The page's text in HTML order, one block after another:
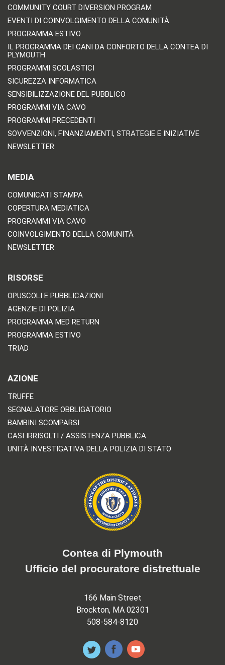
COMMUNITY COURT DIVERSION PROGRAM
EVENTI DI COINVOLGIMENTO DELLA COMUNITÀ
PROGRAMMA ESTIVO
IL PROGRAMMA DEI CANI DA CONFORTO DELLA CONTEA DI
PLYMOUTH
PROGRAMMI SCOLASTICI
SICUREZZA INFORMATICA
SENSIBILIZZAZIONE DEL PUBBLICO
PROGRAMMI VIA CAVO
PROGRAMMI PRECEDENTI
SOVVENZIONI, FINANZIAMENTI, STRATEGIE E INIZIATIVE
NEWSLETTER
MEDIA
COMUNICATI STAMPA
COPERTURA MEDIATICA
PROGRAMMI VIA CAVO
COINVOLGIMENTO DELLA COMUNITÀ
NEWSLETTER
RISORSE
OPUSCOLI E PUBBLICAZIONI
AGENZIE DI POLIZIA
PROGRAMMA MED RETURN
PROGRAMMA ESTIVO
TRIAD
AZIONE
TRUFFE
SEGNALATORE OBBLIGATORIO
BAMBINI SCOMPARSI
CASI IRRISOLTI / ASSISTENZA PUBBLICA
UNITÀ INVESTIGATIVA DELLA POLIZIA DI STATO
Contea di Plymouth
Ufficio del procuratore distrettuale
166 Main Street
Brockton, MA 02301
508-584-8120